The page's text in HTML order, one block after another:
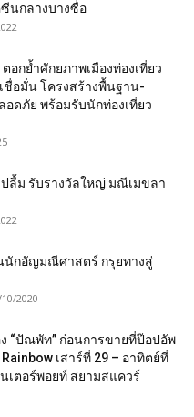
นกลางบางซื่อ
อกย้ำศักยภาพเมืองท่องเที่ยว
ชื่อมั่น โครงสร้างพื้นฐาน-
อดภัย พร้อมรับนักท่องเที่ยว
ลื้ม รับรางวัลใหญ่ มณีเมขลา
นักอัญมณีศาสตร์ กรุยทางสู่
2020
“ปัณพัท” ก่อนการขายที่ป๊อปอัพ
เสาร์ที่ 29 – อาทิตย์ที่
เตอร์พอยท์ สยามสแควร์